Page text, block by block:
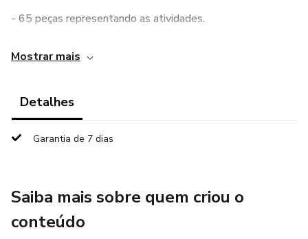
- 65 peças representando as atividades.
Tem como principal objetivo, organizar a rotina da criançada
criativa, e sem deixar bons princípios e valores de lado.
Irá contribuir com as habilidades cognitivas e sociais da
bíblico descrito em 1 Coríntios 10:31: "Assim, quer vocês
comam, quer bebam, quer façam qualquer outra coisa,
façam tudo para a glória de Deus."
Mostrar mais
Detalhes
Garantia de 7 dias
Saiba mais sobre quem criou o
conteúdo